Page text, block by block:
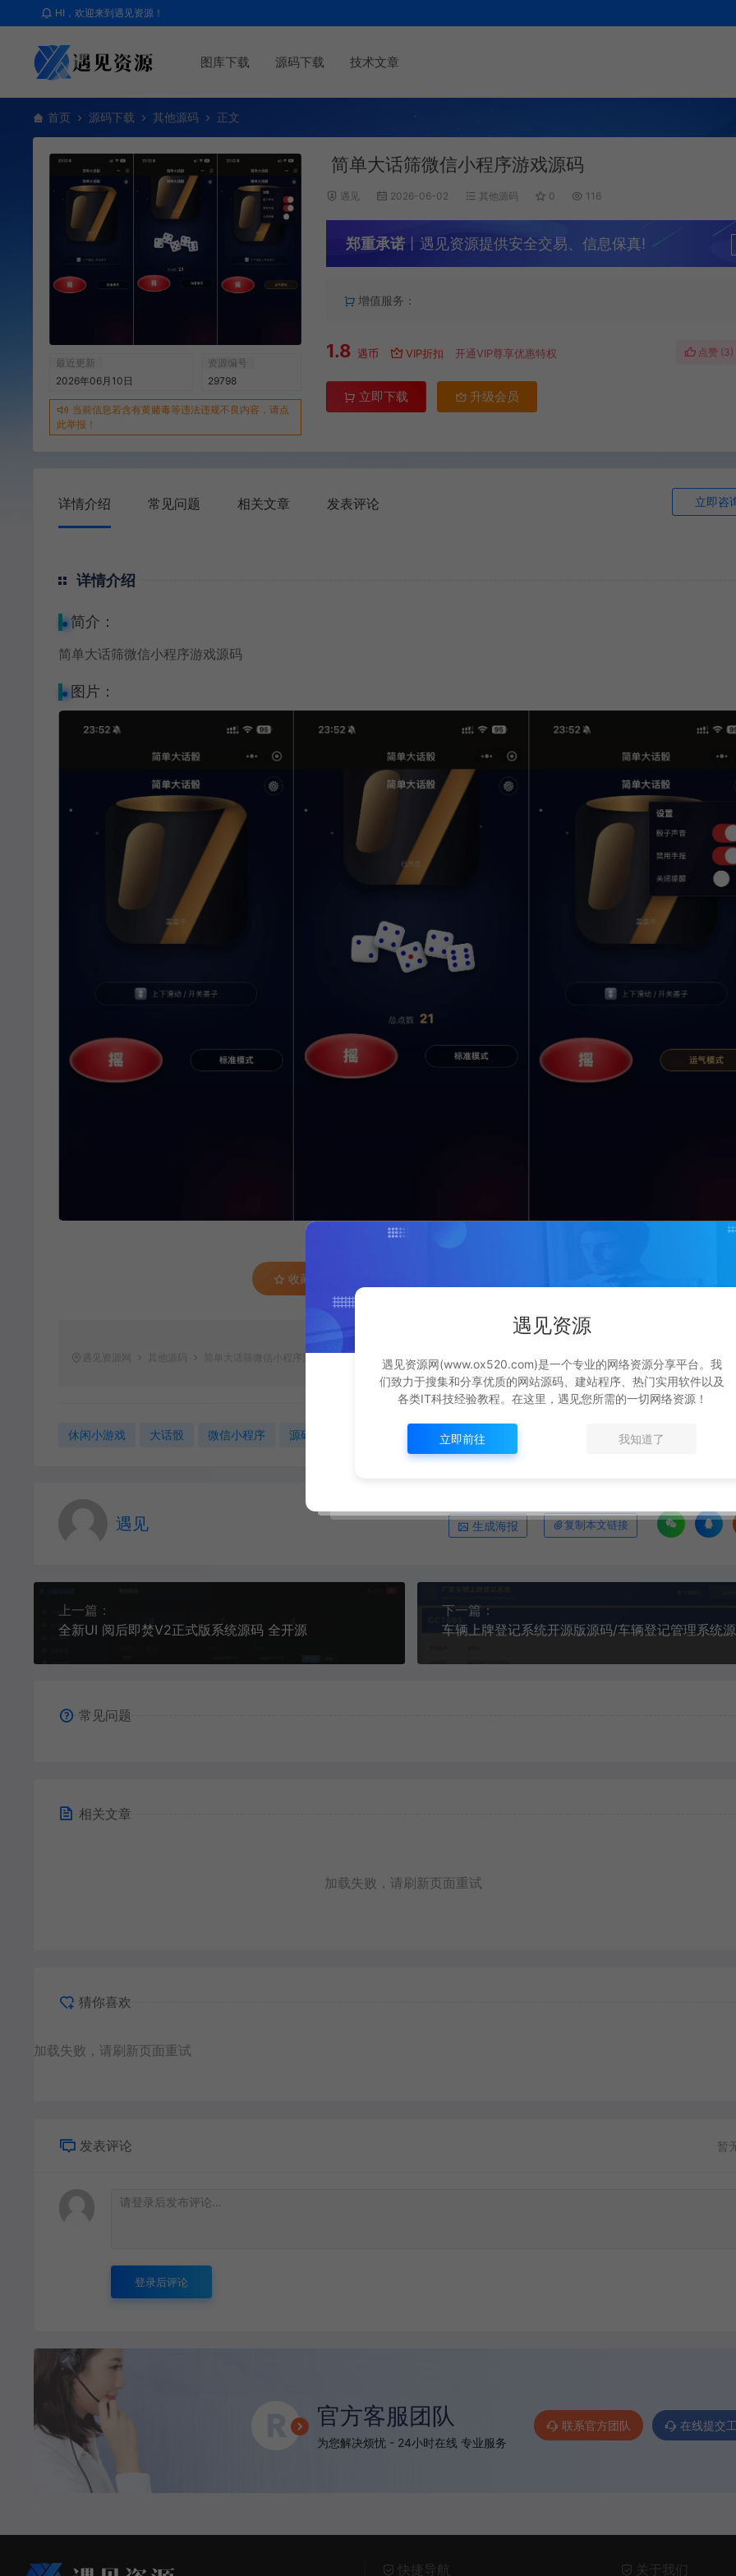
HI，欢迎来到遇见资源！
图库下载 源码下载 技术文章
首页 源码下载 其他源码 正文
最近更新
2026年06月10日
资源编号
29798
当前信息若含有黄赌毒等违法违规不良内容，请点
此举报！
简单大话筛微信小程序游戏源码
遇见 2026-06-02 其他源码 0 116
郑重承诺 丨遇见资源提供安全交易、信息保真!
增值服务：
1.8 遇币 VIP折扣 开通VIP尊享优惠特权 点赞 (3)
立即下载 升级会员
详情介绍 常见问题 相关文章 发表评论 立即咨
详情介绍
简介：
简单大话筛微信小程序游戏源码
图片：
收藏 (0)
遇见资源网 其他源码 简单大话筛微信小程序游戏源码 http://www.ox520.com/29798.html
休闲小游戏 大话骰 微信小程序 源码分享
遇见 生成海报 复制本文链接
上一篇：
全新UI 阅后即焚V2正式版系统源码 全开源
下一篇：
车辆上牌登记系统开源版源码/车辆登记管理系统
常见问题
相关文章
加载失败，请刷新页面重试
猜你喜欢
加载失败，请刷新页面重试
发表评论 暂
登录后评论
官方客服团队
为您解决烦忧 - 24小时在线 专业服务
联系官方团队 在线提交
快捷导航 关于我们
遇见资源
遇见资源网(www.ox520.com)是一个专业的网络资源分享平台。我
们致力于搜集和分享优质的网站源码、建站程序、热门实用软件以及
各类IT科技经验教程。在这里，遇见您所需的一切网络资源！
立即前往 我知道了